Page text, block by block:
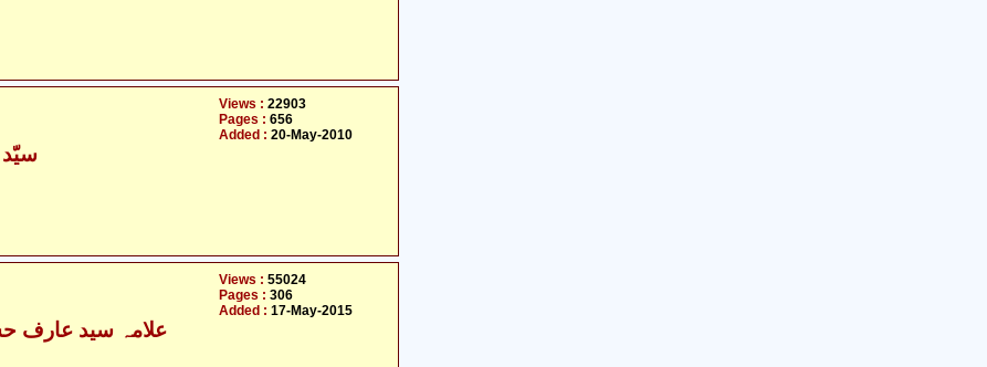
-
Views : 22903
Pages : 656
Added : 20-May-2010
Views : 55024
Pages : 306
Added : 17-May-2015